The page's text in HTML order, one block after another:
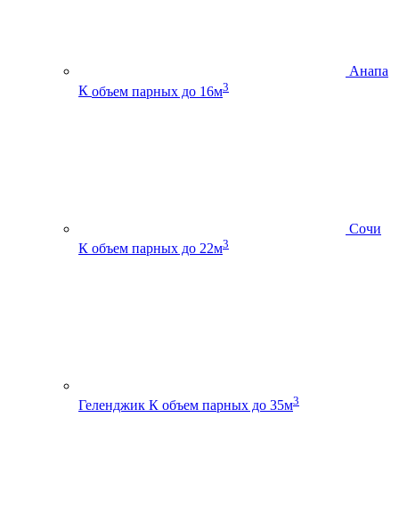
Анапа
К объем парных до 16м3
Сочи
К объем парных до 22м3
Геленджик К объем парных до 35м3